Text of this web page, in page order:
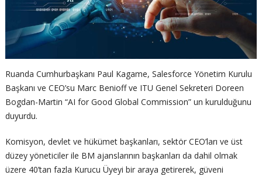
Ruanda Cumhurbaşkanı Paul Kagame, Salesforce Yönetim Kurulu
Başkanı ve CEO’su Marc Benioff ve ITU Genel Sekreteri Doreen
Bogdan-Martin “AI for Good Global Commission” un kurulduğunu
duyurdu.
Komisyon, devlet ve hükümet başkanları, sektör CEO’ları ve üst
düzey yöneticiler ile BM ajanslarının başkanları da dahil olmak
üzere 40’tan fazla Kurucu Üyeyi bir araya getirerek, güveni